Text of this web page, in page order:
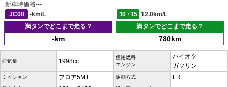
新車時価格---
JC08
-km/L 10・15
12.0km/L
満タンでどこまで走る？
-km
満タンでどこまで走る？
780km
排気量 1998cc
使用燃料
エンジン
ハイオク
ガソリン
ミッション フロア5MT 駆動方式 FR